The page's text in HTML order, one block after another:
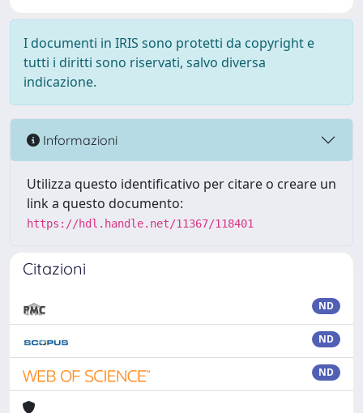
I documenti in IRIS sono protetti da copyright e
tutti i diritti sono riservati, salvo diversa
indicazione.
Informazioni
Utilizza questo identificativo per citare o creare un
link a questo documento:
https://hdl.handle.net/11367/118401
Citazioni
ND
ND
ND